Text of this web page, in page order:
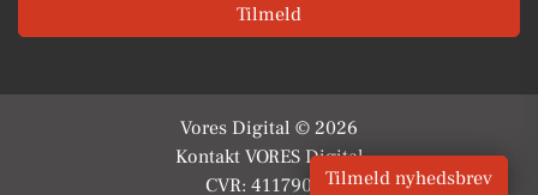
Tilmeld
Vores Digital © 2026
Kontakt VORES Digital
CVR: 41179082Tilmeld nyhedsbrev